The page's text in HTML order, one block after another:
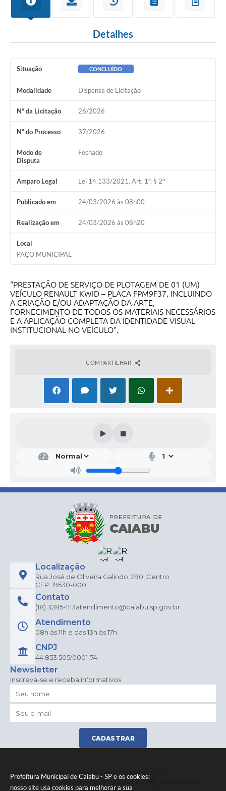
Prefeitura Municipal de Caiabu - SP e os cookies:
nosso site usa cookies para melhorar a sua
Detalhes
Situação CONCLUÍDO
Modalidade Dispensa de Licitação
Nº da Licitação 26/2026
Nº do Processo 37/2026
Modo de
Disputa
Fechado
Amparo Legal Lei 14.133/2021, Art. 1º, § 2º
Publicado em 24/03/2026 às 08h00
Realização em 24/03/2026 às 08h20
Local
PAÇO MUNICIPAL
"PRESTAÇÃO DE SERVIÇO DE PLOTAGEM DE 01 (UM)
VEÍCULO RENAULT KWID – PLACA FPM9F37, INCLUINDO
A CRIAÇÃO E/OU ADAPTAÇÃO DA ARTE,
FORNECIMENTO DE TODOS OS MATERIAIS NECESSÁRIOS
E A APLICAÇÃO COMPLETA DA IDENTIDADE VISUAL
INSTITUCIONAL NO VEÍCULO".
COMPARTILHAR
Localização
Rua José de Oliveira Galindo, 290, Centro
CEP: 19530-000
Contato
(18) 3285-1113atendimento@caiabu.sp.gov.br
Atendimento
08h às 11h e das 13h às 17h
CNPJ
44.853.505/0001-74
Newsletter
Inscreva-se e receba informativos
CADASTRAR
Versão do Sistema:
3.5.3 - 19/06/2026
Portal atualizado em: